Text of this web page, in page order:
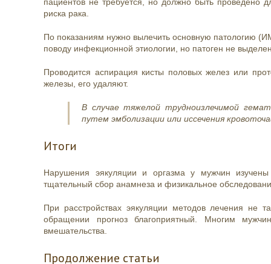
риска рака.
По показаниям нужно вылечить основную патологию
поводу инфекционной этиологии, но патоген не
Проводится аспирация кисты половых желез или
железы, его удаляют.
В случае тяжелой трудноизлечимой
путем эмболизации или иссечения
Итоги
Нарушения эякуляции и оргазма у мужчин
тщательный сбор анамнеза и физикальное
При расстройствах эякуляции методов лечения не
обращении прогноз благоприятный. Многим
вмешательства.
Продолжение статьи